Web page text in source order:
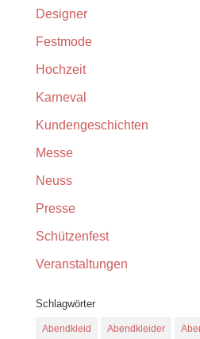
Designer
Festmode
Hochzeit
Karneval
Kundengeschichten
Messe
Neuss
Presse
Schützenfest
Veranstaltungen
Schlagwörter
Abendkleid Abendkleider